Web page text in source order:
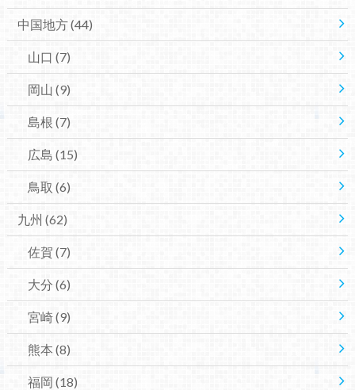
中国地方(44)
山口 (7)
岡山 (9)
島根 (7)
広島 (15)
鳥取 (6)
九州 (62)
佐賀 (7)
大分 (6)
宮崎(9)
熊本(8)
福岡 (18)